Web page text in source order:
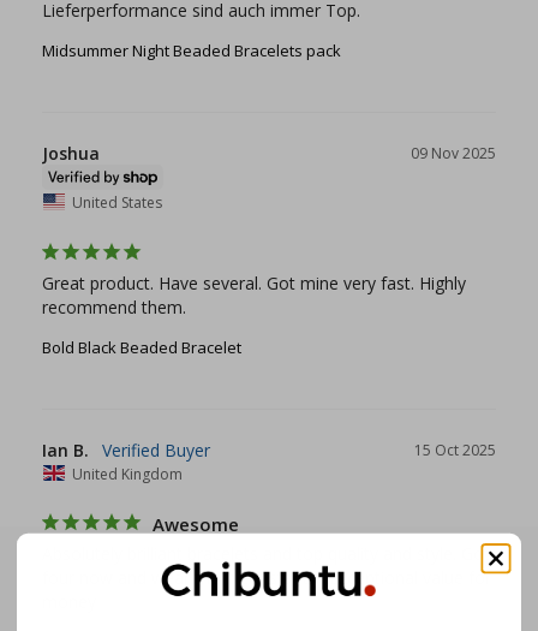
Lieferperformance sind auch immer Top.
Midsummer Night Beaded Bracelets pack
09 Nov 2025
Joshua
United States
Great product. Have several. Got mine very fast. Highly
recommend them.
Bold Black Beaded Bracelet
15 Oct 2025
Ian B.
United Kingdom
Awesome
Absolutely brilliant bracelets and top quality and style. Got
four now and wear them constantly. Exceptional value for